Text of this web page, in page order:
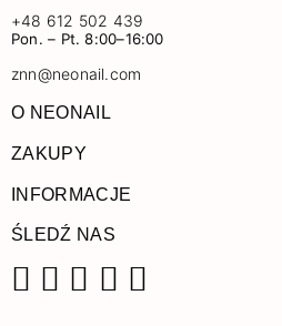
+48 612 502 439
Pon. – Pt. 8:00–16:00
znn@neonail.com
O NEONAIL
ZAKUPY
INFORMACJE
ŚLEDŹ NAS